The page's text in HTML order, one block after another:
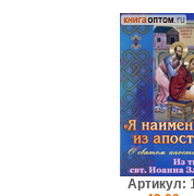
Артикул: